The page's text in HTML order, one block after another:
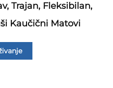
Trajan, Fleksibilan,
Kaučični Matovi